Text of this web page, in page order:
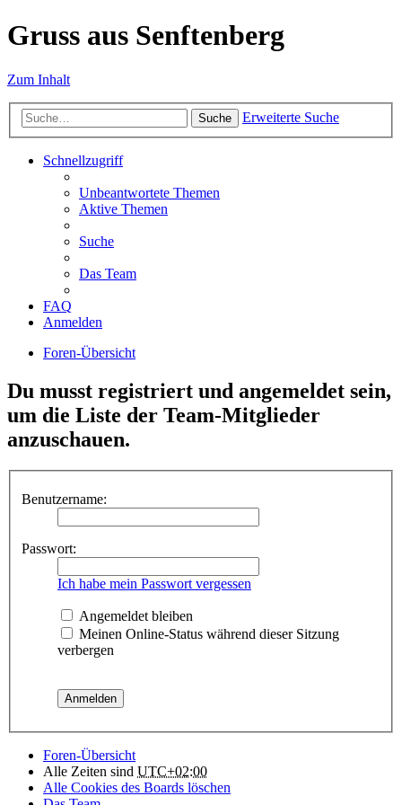
Gruss aus Senftenberg
Zum Inhalt
Suche Erweiterte Suche
Schnellzugriff
Unbeantwortete Themen
Aktive Themen
Suche
Das Team
FAQ
Anmelden
Foren-Übersicht
Du musst registriert und angemeldet sein,
um die Liste der Team-Mitglieder
anzuschauen.
Benutzername:
Passwort:
Ich habe mein Passwort vergessen
Angemeldet bleiben
Meinen Online-Status während dieser Sitzung
verbergen
Foren-Übersicht
Alle Zeiten sind UTC+02:00
Alle Cookies des Boards löschen